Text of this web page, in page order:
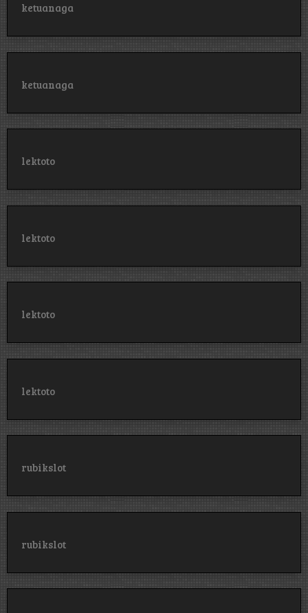
ketuanaga
ketuanaga
lektoto
lektoto
lektoto
lektoto
rubikslot
rubikslot